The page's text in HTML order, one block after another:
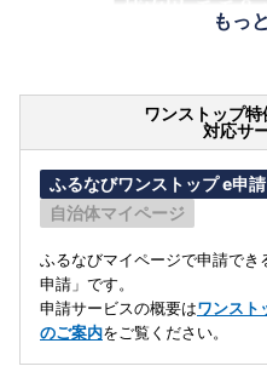
もっ
ワンストップ
対応サ
ふるなびワンストップ e申請
自治体マイページ
ふるなびマイページで申請で
申請」です。
申請サービスの概要はワンスト
のご案内をご覧ください。